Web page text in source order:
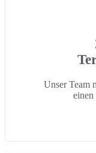
Unser Team
einen